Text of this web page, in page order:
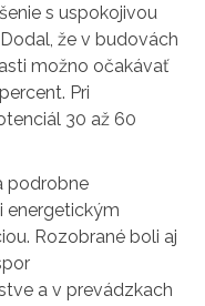
s uspokojivou
že v budovách
možno očakávať
Pri
30 až 60
podrobne
energetickým
Rozobrané boli aj
a v prevádzkach